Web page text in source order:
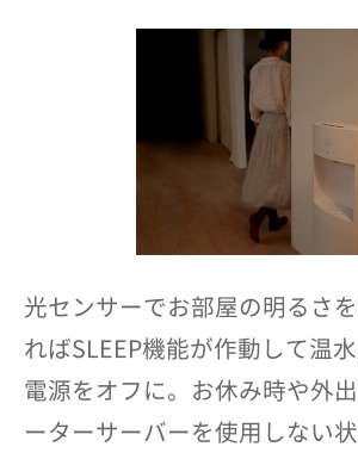
光センサーでお部屋の明るさ
ればSLEEP機能が作動して温
電源をオフに。お休み時や外
ーターサーバーを使用しない